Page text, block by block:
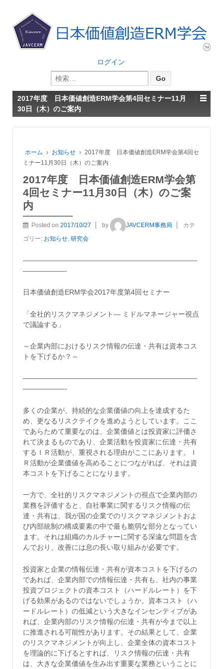
ログイン
検
索:
2017年度 日本価値創造ERM学会第4回セミナー11月
30日（木）のご案内
ホーム › お知らせ › 2017年度 日本価値創造ERM学会第4回セ
ミナー11月30日（木）のご案内
2017年度 日本価値創造ERM学会第
4回セミナー11月30日（木）のご案
内
Posted on 2017/10/27 by JAVCERM事務局
カテ
ゴリー: お知らせ 研究会
—————————————————————————
——————-
日本価値創造ERM学会2017年度第4回セミナー
「全社的リスクマネジメント― ミドルマネージャー視点
で議論する」
～企業内部におけるリスク情報の伝達・共有は資本コス
トを下げるか？～
—————————————————————————
——————-
多くの企業が、持続的な企業価値の向上を達成するた
め、更なるリスクテイクを進めようとしています。ここ
であらためて重要なのは、企業価値とは投資家に評価さ
れて決まるものであり、企業活動を投資家に伝達・共有
するＩＲ活動が、重視される理由がここにあります。Ｉ
Ｒ活動が企業価値を高めることにつながれば、それは資
本コストを下げることになります。
一方で、全社的リスクマネジメントの視点で企業内部の
業務を評価すると、自社事業に関するリスク情報の伝
達・共有は、我が国の企業でのリスクマネジメントおよ
び内部統制の構成要素の中で最も脆弱な部分となってい
ます。それは組織のカルチャーに関する深遠な問題を含
んでおり、改善には息の長い取り組みが必要です。
投資家と企業の情報伝達・共有が資本コストを下げるの
であれば、企業内部での情報伝達・共有も、社内の事業
投資プロジェクトの資本コスト（ハードルレート）を下
げる効果があるのではないでしょうか。資本コスト（ハ
ードルレート）の低減という大きなインセンティブがあ
れば、企業内部のリスク情報の伝達・共有が今まで以上
に推進される可能性があります。その結果として、企業
のリスクマネジメントが向上し、企業全体の資本コスト
を理論的に下げるとすれば、リスク情報の伝達・共有
は、大きな企業価値を生み出す重要な業務ということに